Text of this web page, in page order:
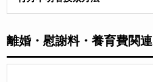
離婚・慰謝料・養育費関連